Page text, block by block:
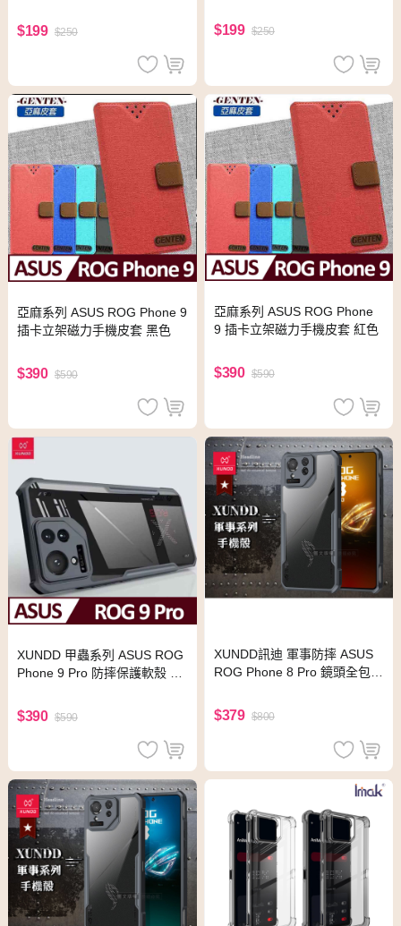
$199 $250 $199 $250
亞麻系列 ASUS ROG Phone 9
插卡立架磁力手機皮套 黑色
$390 $590
亞麻系列 ASUS ROG Phone
9 插卡立架磁力手機皮套 紅色
$390 $590
XUNDD 甲蟲系列 ASUS ROG
Phone 9 Pro 防摔保護軟殼 炫
$390 $590
XUNDD訊迪 軍事防摔 ASUS
ROG Phone 8 Pro 鏡頭全包覆
$379 $800